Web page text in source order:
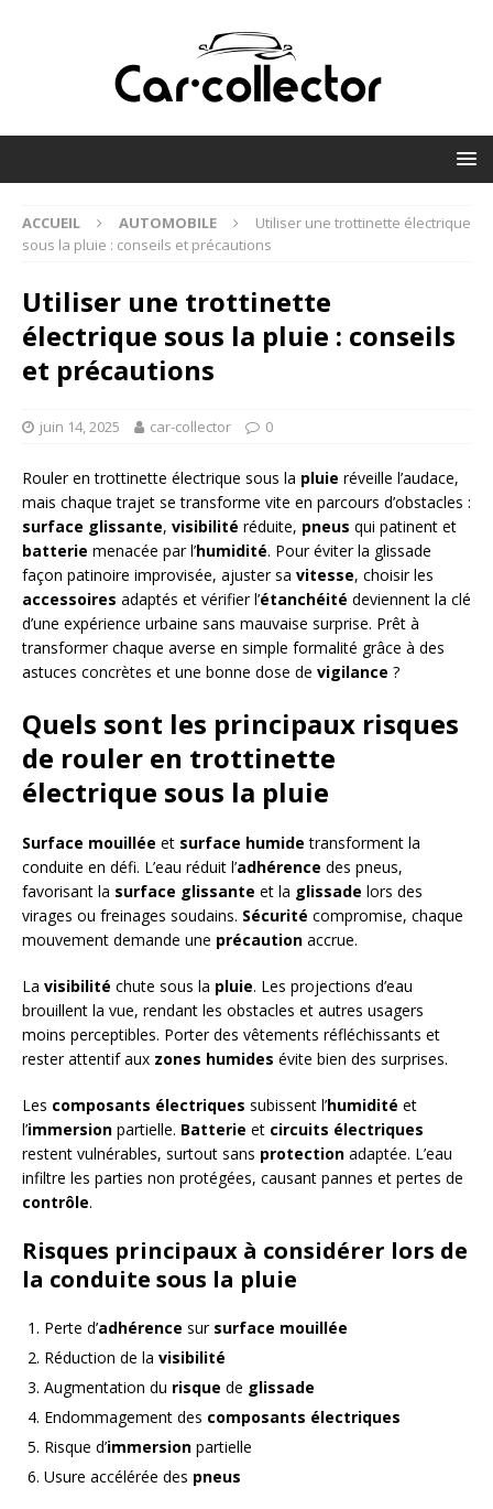
ACCUEIL AUTOMOBILE
Utiliser une trottinette électrique
sous la pluie : conseils et précautions
Utiliser une trottinette
électrique sous la pluie : conseils
et précautions
juin 14, 2025 car-collector 0
Rouler en trottinette électrique sous la pluie réveille l’audace,
mais chaque trajet se transforme vite en parcours d’obstacles :
surface glissante, visibilité réduite, pneus qui patinent et
batterie menacée par l’humidité. Pour éviter la glissade
façon patinoire improvisée, ajuster sa vitesse, choisir les
accessoires adaptés et vérifier l’étanchéité deviennent la clé
d’une expérience urbaine sans mauvaise surprise. Prêt à
transformer chaque averse en simple formalité grâce à des
astuces concrètes et une bonne dose de vigilance ?
Quels sont les principaux risques
de rouler en trottinette
électrique sous la pluie
Surface mouillée et surface humide transforment la
conduite en défi. L’eau réduit l’adhérence des pneus,
favorisant la surface glissante et la glissade lors des
virages ou freinages soudains. Sécurité compromise, chaque
mouvement demande une précaution accrue.
La visibilité chute sous la pluie. Les projections d’eau
brouillent la vue, rendant les obstacles et autres usagers
moins perceptibles. Porter des vêtements réfléchissants et
rester attentif aux zones humides évite bien des surprises.
Les composants électriques subissent l’humidité et
l’immersion partielle. Batterie et circuits électriques
restent vulnérables, surtout sans protection adaptée. L’eau
infiltre les parties non protégées, causant pannes et pertes de
contrôle.
Risques principaux à considérer lors de
la conduite sous la pluie
Perte d’adhérence sur surface mouillée
Réduction de la visibilité
Augmentation du risque de glissade
Endommagement des composants électriques
Risque d’immersion partielle
Usure accélérée des pneus